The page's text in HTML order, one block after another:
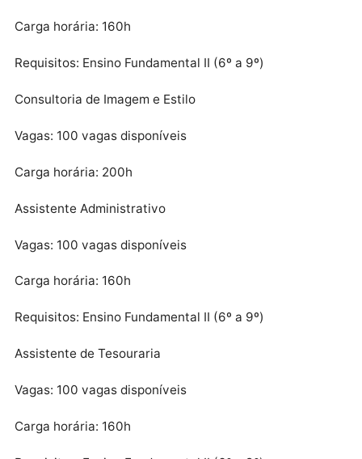
Introdução às Tecnologias 3D
Vagas: 100 vagas disponíveis
Carga horária: 40h
Requisitos: Ensino Fundamental II (6º a 9º)
Consultoria de Imagem e Estilo
Vagas: 100 vagas disponíveis
Carga horária: 200h